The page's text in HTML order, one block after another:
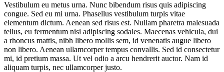
Vestibulum eu metus urna. Nunc bibendum risus quis adipiscing
congue. Sed eu mi urna. Phasellus vestibulum turpis vitae
elementum dictum. Aenean sed risus est. Nullam pharetra malesuada
tellus, eu fermentum nisi adipiscing sodales. Maecenas vehicula, dui
a rhoncus mattis, nibh libero mollis sem, id venenatis augue libero
non libero. Aenean ullamcorper tempus convallis. Sed id consectetur
mi, id pretium massa. Ut vel odio a arcu hendrerit auctor. Nam id
aliquam turpis, nec ullamcorper justo.